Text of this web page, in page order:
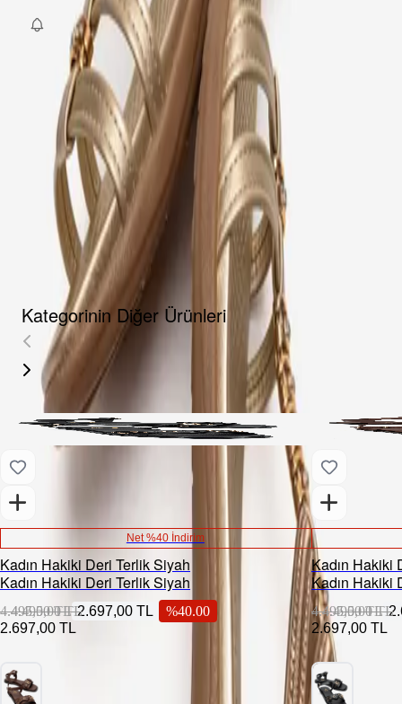
Fırsat Kombini Componenti Buraya Gelecek
ÜRÜN HAKKINDA
TAKSIT SEÇENEKLERI
YORUMLAR
AKSESUARLAR
Kategorinin Diğer Ürünleri
Net %40 İndirim
Kadın Hakiki Deri Terlik Siyah
Kadın Hakiki Deri Terlik Siyah
4.495,00 TL 2.697,00 TL %40.00
2.697,00 TL
4.495,00 TL
Kadın Hakiki
Kadın Hakiki
4.495,00 TL
2.697,00 TL
4.495,00 TL